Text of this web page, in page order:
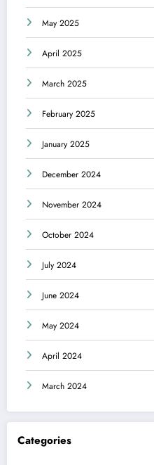
May 2025
April 2025
March 2025
February 2025
January 2025
December 2024
November 2024
October 2024
July 2024
June 2024
May 2024
April 2024
March 2024
Categories